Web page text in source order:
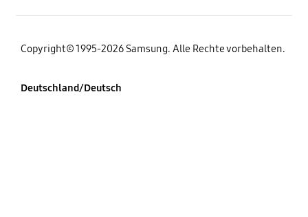
Copyright© 1995-2026 Samsung. Alle Rechte vorbehalten.
Deutschland/Deutsch